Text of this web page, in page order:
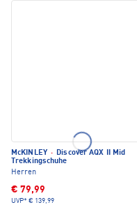
McKINLEY · Discover AQX II Mid
Trekkingschuhe
Herren
€ 79,99
UVP* € 139,99